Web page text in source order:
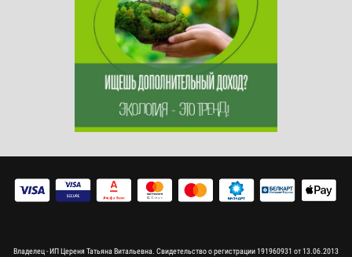
Владелец - ИП Цереня Татьяна Витальевна. Свидетельство о регистрации 191960931 от 13.06.2013